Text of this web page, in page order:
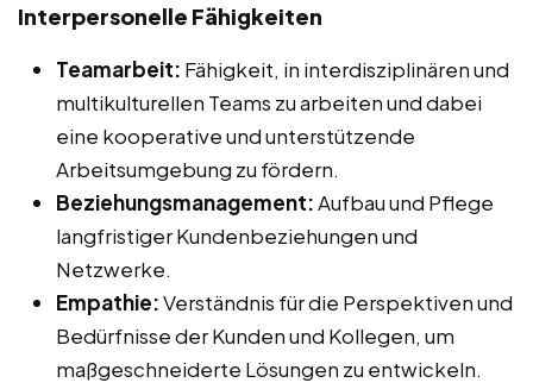
Interpersonelle Fähigkeiten
Teamarbeit: Fähigkeit, in interdisziplinären und
multikulturellen Teams zu arbeiten und dabei
eine kooperative und unterstützende
Arbeitsumgebung zu fördern.
Beziehungsmanagement:Aufbau und Pflege
langfristiger Kundenbeziehungen und
Netzwerke.
Empathie:Verständnis für die Perspektiven und
Bedürfnisse der Kunden und Kollegen, um
maßgeschneiderte Lösungen zu entwickeln.